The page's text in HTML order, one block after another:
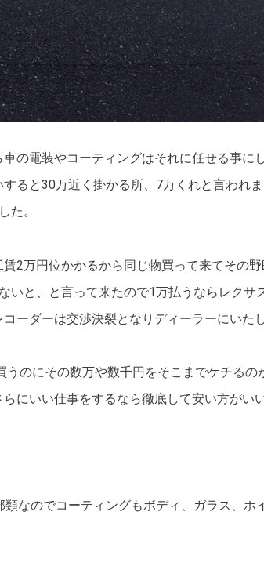
の電装やコーティングはそれに任せる事に
ると30万近く掛かる所、7万くれと言われ
た。
2万円位かかるから同じ物買って来てその
いと、と言って来たので1万払うならレクサ
ーダーは交渉決裂となりディーラーにいた
のにその数万や数千円をそこまでケチるの
にいい仕事をするなら徹底して安い方がい
なのでコーティングもボディ、ガラス、ホ